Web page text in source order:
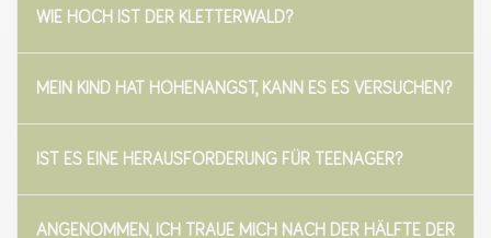
WIE HOCH IST DER KLETTERWALD?
MEIN KIND HAT HÖHENANGST, KANN ES ES VERSUCHEN?
IST ES EINE HERAUSFORDERUNG FÜR TEENAGER?
ANGENOMMEN, ICH TRAUE MICH NACH DER HÄLFTE DER